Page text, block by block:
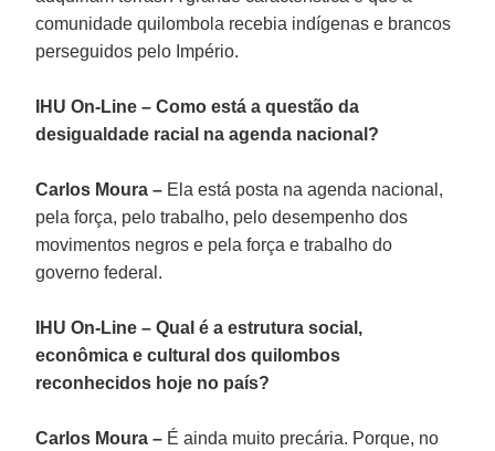
comunidade quilombola recebia indígenas e brancos
perseguidos pelo Império.
IHU On-Line – Como está a questão da
desigualdade racial na agenda nacional?
Carlos Moura – Ela está posta na agenda nacional,
pela força, pelo trabalho, pelo desempenho dos
movimentos negros e pela força e trabalho do
governo federal.
IHU On-Line – Qual é a estrutura social,
econômica e cultural dos quilombos
reconhecidos hoje no país?
Carlos Moura – É ainda muito precária. Porque, no